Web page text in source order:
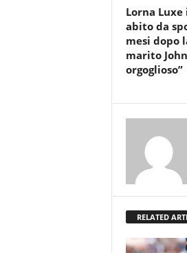
Lorna
abito da
mesi dopo
marito
orgoglioso”
RELATED